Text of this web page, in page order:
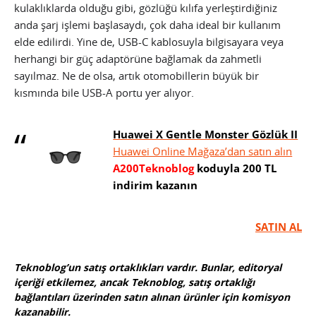
kulaklıklarda olduğu gibi, gözlüğü kılıfa yerleştirdiğiniz
anda şarj işlemi başlasaydı, çok daha ideal bir kullanım
elde edilirdi. Yine de, USB-C kablosuyla bilgisayara veya
herhangi bir güç adaptörüne bağlamak da zahmetli
sayılmaz. Ne de olsa, artık otomobillerin büyük bir
kısmında bile USB-A portu yer alıyor.
Huawei X Gentle Monster Gözlük II
Huawei Online Mağaza’dan satın alın
A200Teknoblogkoduyla 200 TL
indirim kazanın
SATIN AL
Teknoblog’un satış ortaklıkları vardır. Bunlar, editoryal
içeriği etkilemez, ancak Teknoblog, satış ortaklığı
bağlantıları üzerinden satın alınan ürünler için komisyon
kazanabilir.